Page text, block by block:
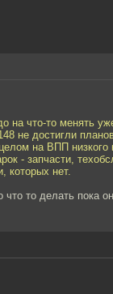
на что-то менять
не достигли
на ВПП
- запчасти,
которых нет.
то делать пока